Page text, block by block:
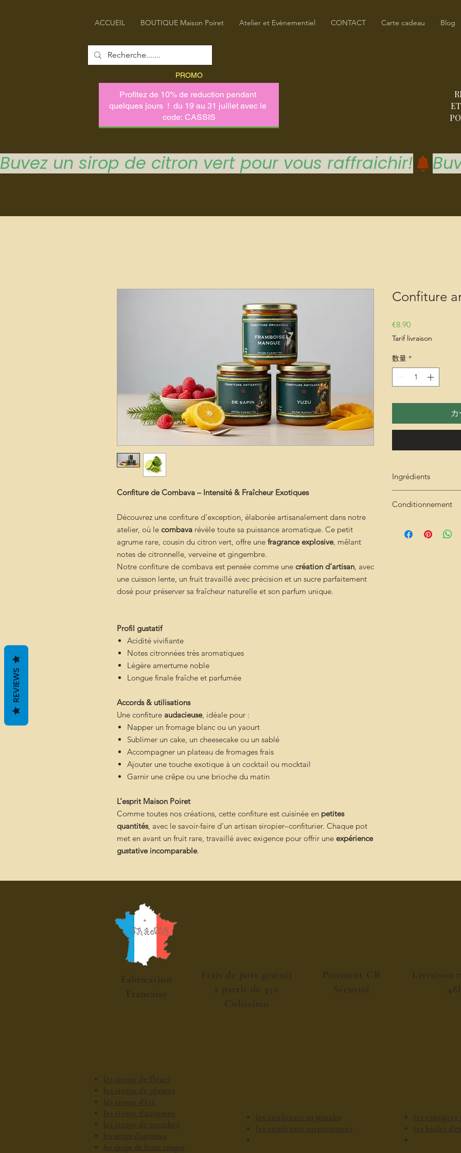
ACCUEIL BOUTIQUE Maison Poiret Atelier et Evènementiel CONTACT Carte cadeau Blog
PROMO
Buvez un sirop de citron vert pour vous raffraichir!
Confiture de Combava – Intensité & Fraîcheur Exotiques
Découvrez une confiture d’exception, élaborée artisanalement dans notre
atelier, où le combava révèle toute sa puissance aromatique. Ce petit
agrume rare, cousin du citron vert, offre une fragrance explosive, mêlant
notes de citronnelle, verveine et gingembre.
Notre confiture de combava est pensée comme une création d’artisan, avec
une cuisson lente, un fruit travaillé avec précision et un sucre parfaitement
dosé pour préserver sa fraîcheur naturelle et son parfum unique.
Profil gustatif
Acidité vivifiante
Notes citronnées très aromatiques
Légère amertume noble
Longue finale fraîche et parfumée
Accords & utilisations
Une confiture audacieuse, idéale pour :
Napper un fromage blanc ou un yaourt
Sublimer un cake, un cheesecake ou un sablé
Accompagner un plateau de fromages frais
Ajouter une touche exotique à un cocktail ou mocktail
Garnir une crêpe ou une brioche du matin
L’esprit Maison Poiret
Comme toutes nos créations, cette confiture est cuisinée en petites
quantités, avec le savoir-faire d’un artisan siropier–confiturier. Chaque pot
met en avant un fruit rare, travaillé avec exigence pour offrir une expérience
gustative incomparable.
Confiture
€8.90価格
Tarif livraison
数量 *
Ingrédients
Conditionnement
Fabrication
Francaise
Frais de port gratuit
à partir de 35€
Colissimo
Paiement CB
Sécurisé
Livraison
les sirops de fleurs
les sirops de plantes
les sirops d'été
les sirops d'automne
les sirops de menthes
les sirops d'agrumes
les sirops de fruits rouges
les confitures originales
les confitures surprenantes
les vinaigres
les huiles
REVIEWS